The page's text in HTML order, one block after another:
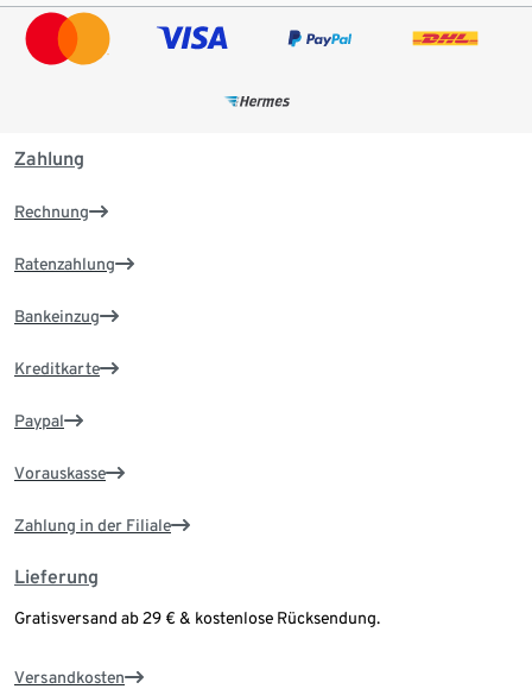
Zahlung
Rechnung
Ratenzahlung
Bankeinzug
Kreditkarte
Paypal
Vorauskasse
Zahlung in der Filiale
Lieferung
Gratisversand ab 29 € & kostenlose Rücksendung.
Versandkosten